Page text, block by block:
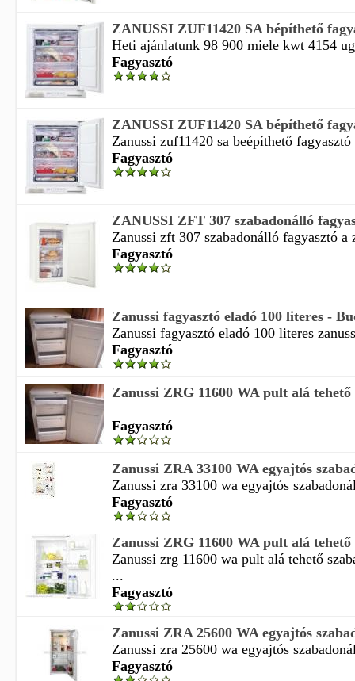
ZANUSSI ZUF11420 SA bépíthető
Heti ajánlatunk 98 900 miele kwt 4154
Fagyasztó
ZANUSSI ZUF11420 SA bépíthető
Zanussi zuf11420 sa beépíthető
Fagyasztó
ZANUSSI ZFT 307 szabadonálló
Zanussi zft 307 szabadonálló fagyasztó a
Fagyasztó
Zanussi fagyasztó eladó 100 literes -
Zanussi fagyasztó eladó 100 literes
Fagyasztó
Zanussi ZRG 11600 WA pult alá
Fagyasztó
Zanussi ZRA 33100 WA egyajtós
Zanussi zra 33100 wa egyajtós
Fagyasztó
Zanussi ZRG 11600 WA pult alá
Zanussi zrg 11600 wa pult alá tehető
...
Fagyasztó
Zanussi ZRA 25600 WA egyajtós
Zanussi zra 25600 wa egyajtós
Fagyasztó